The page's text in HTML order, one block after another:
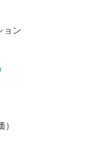
ョン